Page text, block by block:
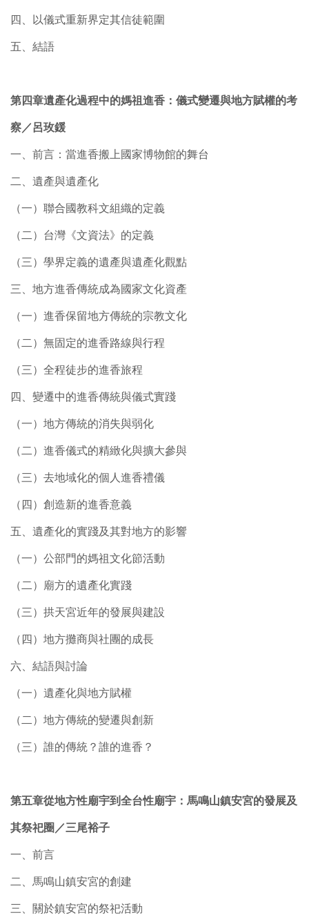
四、以儀式重新界定其信徒範圍
五、結語
第四章遺產化過程中的媽祖進香：儀式變遷與地方賦權的考
察／呂玫鍰
一、前言：當進香搬上國家博物館的舞台
二、遺產與遺產化
（一）聯合國教科文組織的定義
（二）台灣《文資法》的定義
（三）學界定義的遺產與遺產化觀點
三、地方進香傳統成為國家文化資產
（一）進香保留地方傳統的宗教文化
（二）無固定的進香路線與行程
（三）全程徒步的進香旅程
四、變遷中的進香傳統與儀式實踐
（一）地方傳統的消失與弱化
（二）進香儀式的精緻化與擴大參與
（三）去地域化的個人進香禮儀
（四）創造新的進香意義
五、遺產化的實踐及其對地方的影響
（一）公部門的媽祖文化節活動
（二）廟方的遺產化實踐
（三）拱天宮近年的發展與建設
（四）地方攤商與社團的成長
六、結語與討論
（一）遺產化與地方賦權
（二）地方傳統的變遷與創新
（三）誰的傳統？誰的進香？
第五章從地方性廟宇到全台性廟宇：馬鳴山鎮安宮的發展及
其祭祀圈／三尾裕子
一、前言
二、馬鳴山鎮安宮的創建
三、關於鎮安宮的祭祀活動